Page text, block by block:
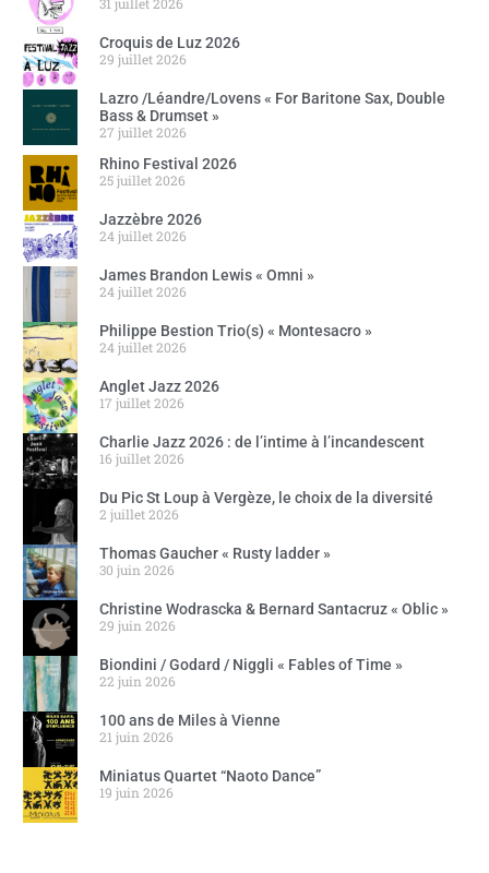
Croquis de Luz 2026
29 juillet 2026
Lazro /Léandre/Lovens « For Baritone Sax, Double
Bass & Drumset »
27 juillet 2026
Rhino Festival 2026
25 juillet 2026
Jazzèbre 2026
24 juillet 2026
James Brandon Lewis « Omni »
24 juillet 2026
Philippe Bestion Trio(s) « Montesacro »
24 juillet 2026
Anglet Jazz 2026
17 juillet 2026
Charlie Jazz 2026 : de l’intime à l’incandescent
16 juillet 2026
Du Pic St Loup à Vergèze, le choix de la diversité
2 juillet 2026
Thomas Gaucher « Rusty ladder »
30 juin 2026
Christine Wodrascka & Bernard Santacruz « Oblic »
29 juin 2026
Biondini / Godard / Niggli « Fables of Time »
22 juin 2026
100 ans de Miles à Vienne
21 juin 2026
Miniatus Quartet “Naoto Dance”
19 juin 2026